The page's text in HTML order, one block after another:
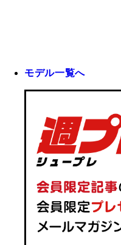
モデル一覧へ